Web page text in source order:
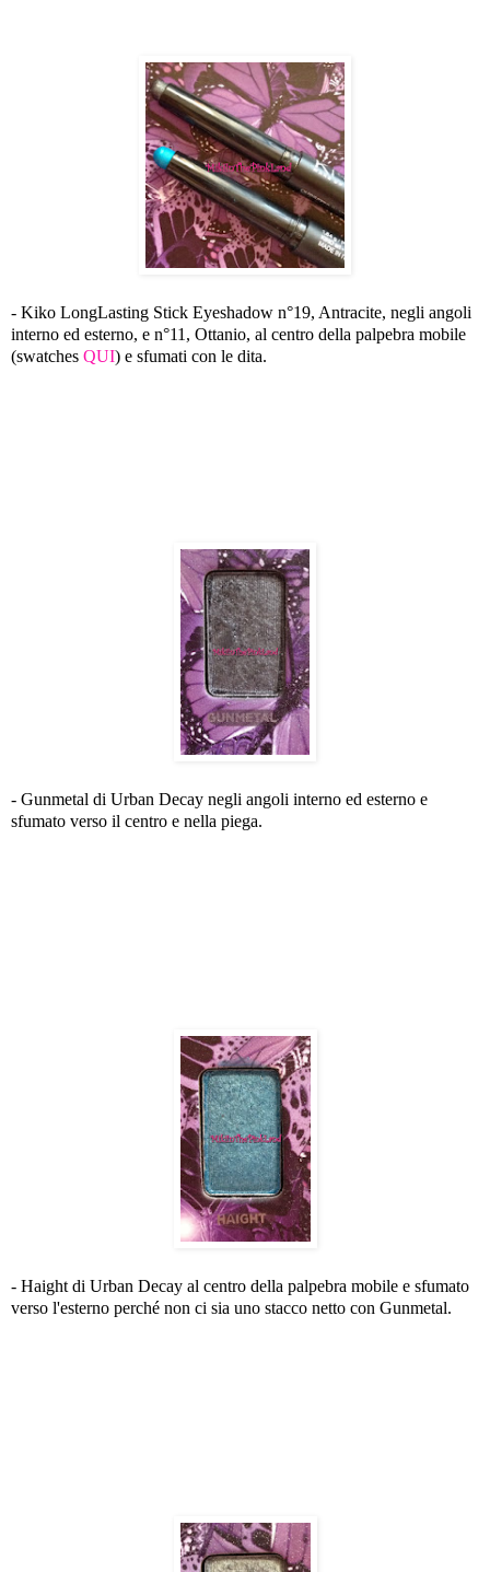
- Kiko LongLasting Stick Eyeshadow n°19, Antracite, negli angoli
interno ed esterno, e n°11, Ottanio, al centro della palpebra mobile
(swatches QUI) e sfumati con le dita.
- Gunmetal di Urban Decay negli angoli interno ed esterno e
sfumato verso il centro e nella piega.
- Haight di Urban Decay al centro della palpebra mobile e sfumato
verso l'esterno perché non ci sia uno stacco netto con Gunmetal.